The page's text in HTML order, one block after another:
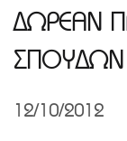
ΔΩΡΕΑΝ
12/10/2012